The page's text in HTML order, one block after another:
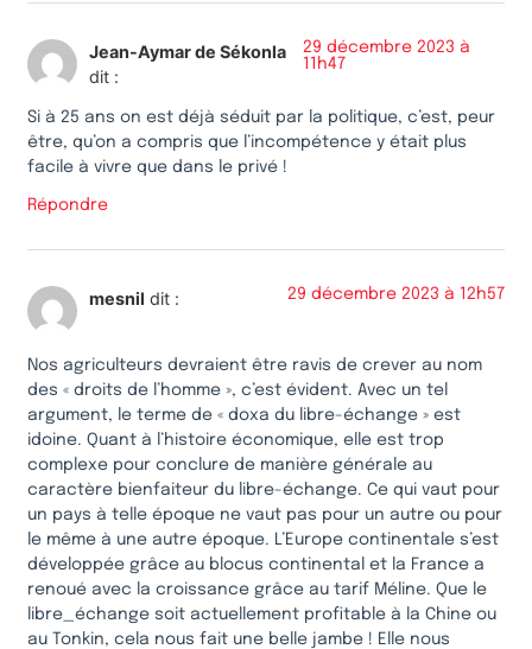
Jean-Aymar de Sékonla
dit :
29 décembre 2023 à
11h47
Si à 25 ans on est déjà séduit par la politique, c’est, peur
être, qu’on a compris que l’incompétence y était plus
facile à vivre que dans le privé !
Répondre
mesnil dit : 29 décembre 2023 à 12h57
Nos agriculteurs devraient être ravis de crever au nom
des « droits de l’homme », c’est évident. Avec un tel
argument, le terme de « doxa du libre-échange » est
idoine. Quant à l’histoire économique, elle est trop
complexe pour conclure de manière générale au
caractère bienfaiteur du libre-échange. Ce qui vaut pour
un pays à telle époque ne vaut pas pour un autre ou pour
le même à une autre époque. L’Europe continentale s’est
développée grâce au blocus continental et la France a
renoué avec la croissance grâce au tarif Méline. Que le
libre_échange soit actuellement profitable à la Chine ou
au Tonkin, cela nous fait une belle jambe ! Elle nous